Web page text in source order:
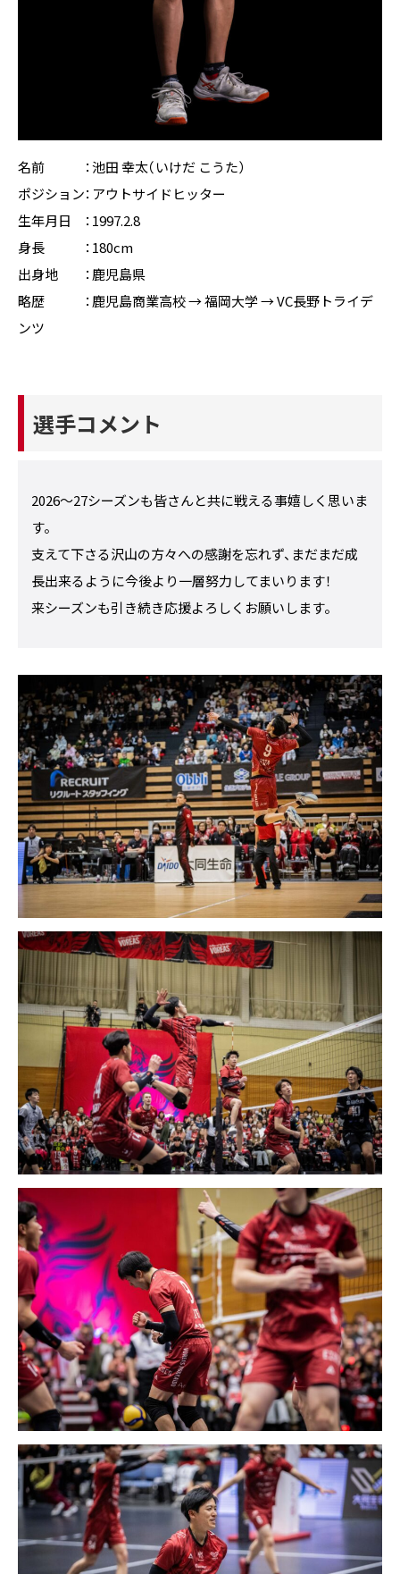
名前 ：池田 幸太（いけだ こうた）
ポジション：アウトサイドヒッター
生年月日 ：1997.2.8
身長 ：180cm
出身地 ：鹿児島県
略歴 ：鹿児島商業高校 → 福岡大学 → VC長野トライデ
ンツ
選手コメント
2026〜27シーズンも皆さんと共に戦える事嬉しく思いま
す。
支えて下さる沢山の方々への感謝を忘れず、まだまだ成
長出来るように今後より一層努力してまいります！
来シーズンも引き続き応援よろしくお願いします。